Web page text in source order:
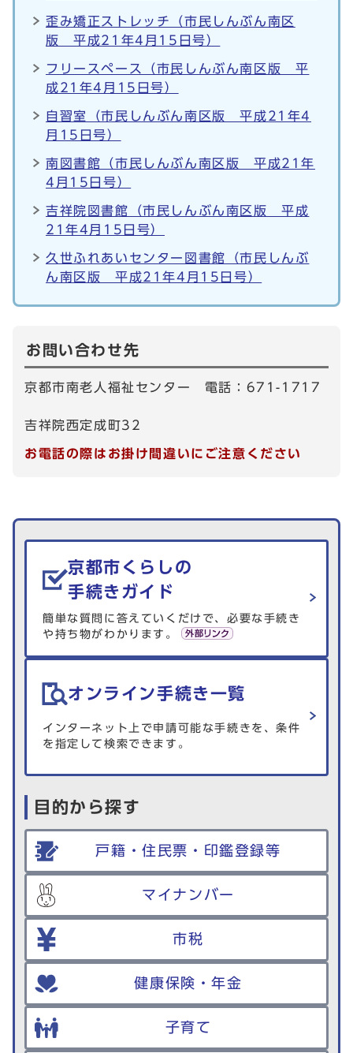
歪み矯正ストレッチ（市民しんぶん南区
版 平成21年4月15日号）
フリースペース（市民しんぶん南区版 平
成21年4月15日号）
自習室（市民しんぶん南区版 平成21年4
月15日号）
南図書館（市民しんぶん南区版 平成21年
4月15日号）
吉祥院図書館（市民しんぶん南区版 平成
21年4月15日号）
久世ふれあいセンター図書館（市民しんぶ
ん南区版 平成21年4月15日号）
お問い合わせ先
京都市南老人福祉センター 電話：671-1717
吉祥院西定成町32
お電話の際はお掛け間違いにご注意ください
生活情報を探す
京都市くらしの
手続きガイド
簡単な質問に答えていくだけで、必要な手続き
や持ち物がわかります。
オンライン手続き一覧
インターネット上で申請可能な手続きを、条件
を指定して検索できます。
目的から探す
戸籍・住民票・印鑑登録等
マイナンバー
市税
健康保険・年金
子育て